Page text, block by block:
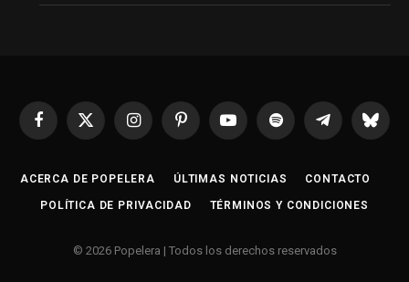
Facebook
X
InstagramPinterestYouTubeSpotify Telegrama
ACERCA DE POPELERA ÚLTIMAS NOTICIAS CONTACTO
POLÍTICA DE PRIVACIDAD TÉRMINOS Y CONDICIONES
© 2026 Popelera | Todos los derechos reservados